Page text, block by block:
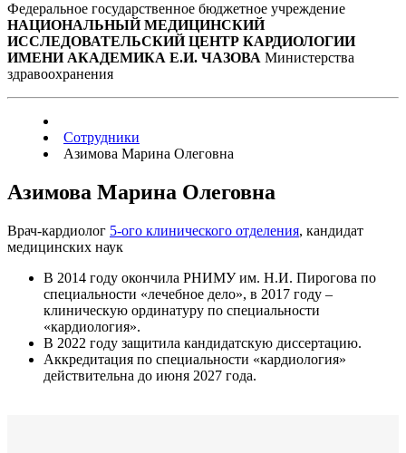
Федеральное государственное бюджетное учреждение
НАЦИОНАЛЬНЫЙ МЕДИЦИНСКИЙ
ИССЛЕДОВАТЕЛЬСКИЙ ЦЕНТР КАРДИОЛОГИИ
ИМЕНИ АКАДЕМИКА Е.И. ЧАЗОВА Министерства
здравоохранения
Сотрудники
Азимова Марина Олеговна
Азимова Марина Олеговна
Врач-кардиолог 5-ого клинического отделения, кандидат
медицинских наук
В 2014 году окончила РНИМУ им. Н.И. Пирогова по
специальности «лечебное дело», в 2017 году –
клиническую ординатуру по специальности
«кардиология».
В 2022 году защитила кандидатскую диссертацию.
Аккредитация по специальности «кардиология»
действительна до июня 2027 года.